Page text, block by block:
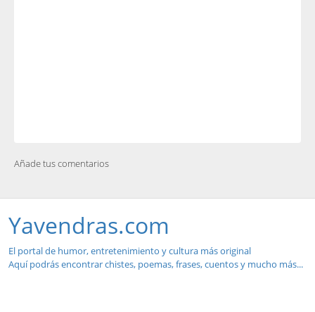
Añade tus comentarios
Yavendras.com
El portal de humor, entretenimiento y cultura más original
Aquí podrás encontrar chistes, poemas, frases, cuentos y mucho más...